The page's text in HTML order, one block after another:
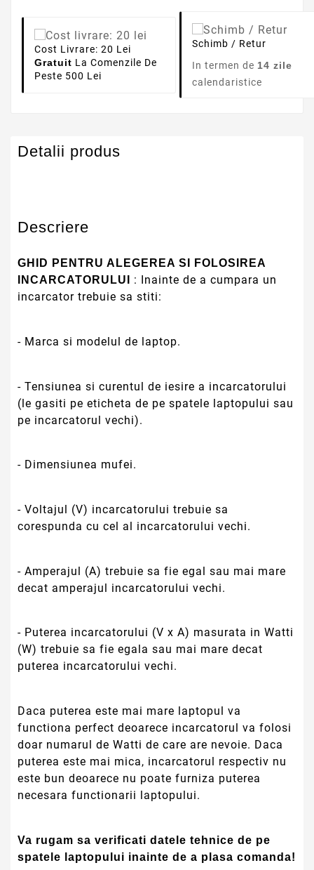
Cost Livrare: 20 Lei
Gratuit La Comenzile De
Peste 500 Lei
Schimb / Retur
In termen de 14 zile
calendaristice
Detalii produs
Descriere
GHID PENTRU ALEGEREA SI FOLOSIREA
INCARCATORULUI : Inainte de a cumpara un
incarcator trebuie sa stiti:
- Marca si modelul de laptop.
- Tensiunea si curentul de iesire a incarcatorului
(le gasiti pe eticheta de pe spatele laptopului sau
pe incarcatorul vechi).
- Dimensiunea mufei.
- Voltajul (V) incarcatorului trebuie sa
corespunda cu cel al incarcatorului vechi.
- Amperajul (A) trebuie sa fie egal sau mai mare
decat amperajul incarcatorului vechi.
- Puterea incarcatorului (V x A) masurata in Watti
(W) trebuie sa fie egala sau mai mare decat
puterea incarcatorului vechi.
Daca puterea este mai mare laptopul va
functiona perfect deoarece incarcatorul va folosi
doar numarul de Watti de care are nevoie. Daca
puterea este mai mica, incarcatorul respectiv nu
este bun deoarece nu poate furniza puterea
necesara functionarii laptopului.
Va rugam sa verificati datele tehnice de pe
spatele laptopului inainte de a plasa comanda!